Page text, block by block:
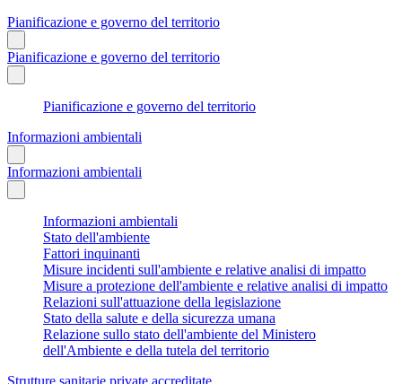
Pianificazione e governo del territorio
Pianificazione e governo del territorio
Pianificazione e governo del territorio
Informazioni ambientali
Informazioni ambientali
Informazioni ambientali
Stato dell'ambiente
Fattori inquinanti
Misure incidenti sull'ambiente e relative analisi di impatto
Misure a protezione dell'ambiente e relative analisi di impatto
Relazioni sull'attuazione della legislazione
Stato della salute e della sicurezza umana
Relazione sullo stato dell'ambiente del Ministero
dell'Ambiente e della tutela del territorio
Strutture sanitarie private accreditate